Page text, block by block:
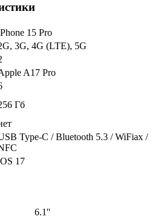
15 Pro
3G, 4G (LTE), 5G
A17 Pro
Гб
Type-C / Bluetooth 5.3 / WiFiax /
17
6.1''